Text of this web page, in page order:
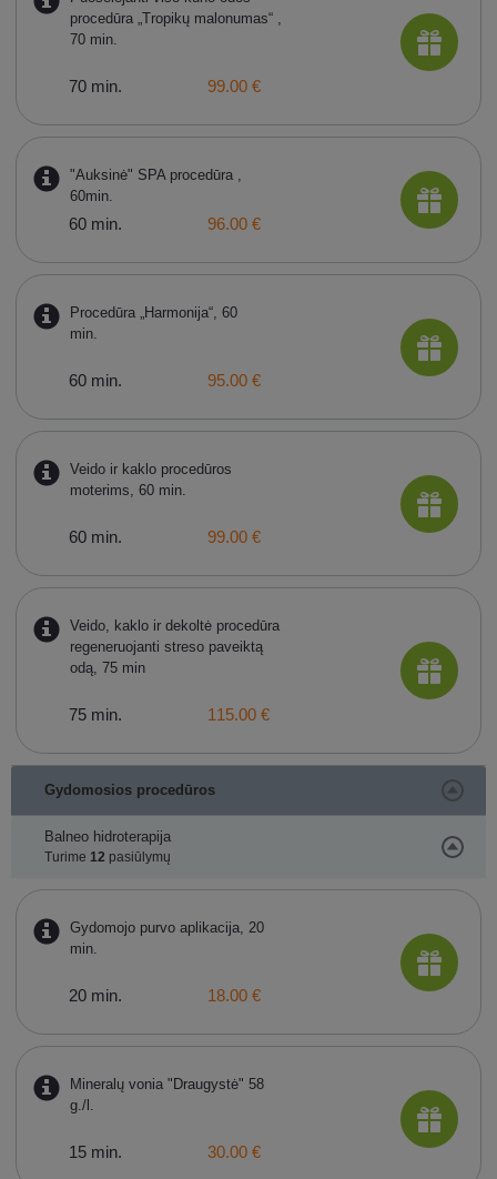
procedūra „Tropikų malonumas“ ,
70 min.
70 min. 99.00 €
"Auksinė" SPA procedūra ,
60min.
60 min. 96.00 €
Procedūra „Harmonija“, 60
min.
60 min. 95.00 €
Veido ir kaklo procedūros
moterims, 60 min.
60 min. 99.00 €
Veido, kaklo ir dekoltė procedūra
regeneruojanti streso paveiktą
odą, 75 min
75 min. 115.00 €
Gydomosios procedūros
Balneo hidroterapija
Turime 12 pasiūlymų
Gydomojo purvo aplikacija, 20
min.
20 min. 18.00 €
Mineralų vonia "Draugystė" 58
g./l.
15 min. 30.00 €